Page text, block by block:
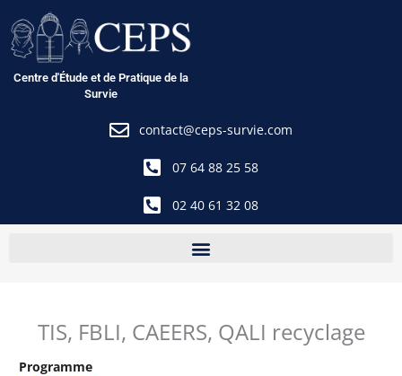
au
contenu
Centre d'Étude et de Pratique de la
Survie
contact@ceps-survie.com
07 64 88 25 58
02 40 61 32 08
TIS, FBLI, CAEERS, QALI recyclage
Programme